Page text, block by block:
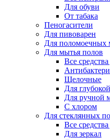
Для обуви
От табака
Пеногасители
Для пивоварен
Для поломоечных
Для мытья полов
Все
Щелочные
Для
Для ручной
С хлором
Для стеклянных
Все
Для зеркал